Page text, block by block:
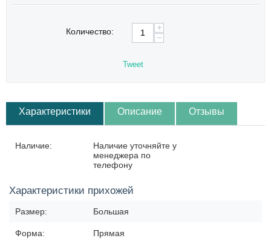
Количество:
+
−
Tweet
Характеристики Описание Отзывы
Наличие:
Наличие уточняйте у
менеджера по
телефону
Характеристики прихожей
Размер: Большая
Форма: Прямая